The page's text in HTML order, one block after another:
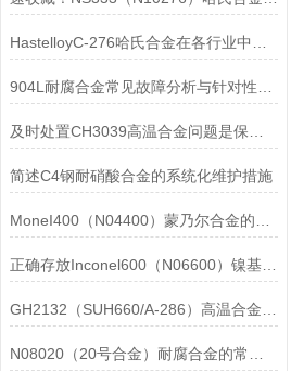
简述C4钢耐硝酸合金的系统化维护措施
正确存放Inconel600（N06600）镍基合金的重要性介绍